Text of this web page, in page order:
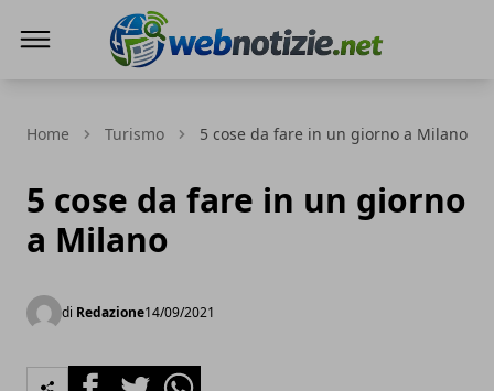
Home Turismo 5 cose da fare in un giorno a Milano
5 cose da fare in un giorno
a Milano
di Redazione14/09/2021
FacebookTwitterWhatsapp